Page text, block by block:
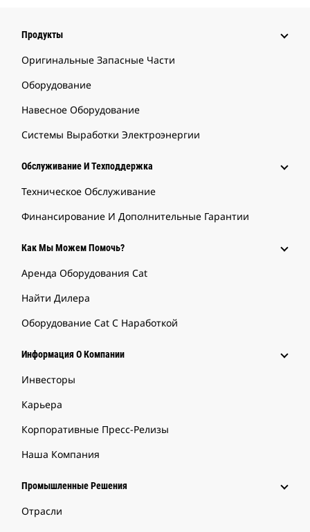
Продукты
Оригинальные Запасные Части
Оборудование
Навесное Оборудование
Системы Выработки Электроэнергии
Обслуживание И Техподдержка
Техническое Обслуживание
Финансирование И Дополнительные Гарантии
Как Мы Можем Помочь?
Аренда Оборудования Cat
Найти Дилера
Оборудование Cat С Наработкой
Информация О Компании
Инвесторы
Карьера
Корпоративные Пресс-Релизы
Наша Компания
Промышленные Решения
Отрасли